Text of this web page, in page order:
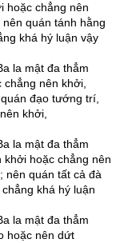
hoặc chẳng nên
quán tánh hằng
khá hý luận vậy
la mật đa thẳm
nên khởi,
đạo tướng trí,
khởi,
la mật đa thẳm
khởi hoặc chẳng nên
nên quán tất cả đà
khá hý luận
la mật đa thẳm
hoặc nên dứt